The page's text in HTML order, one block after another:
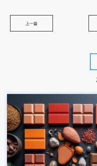
上一篇